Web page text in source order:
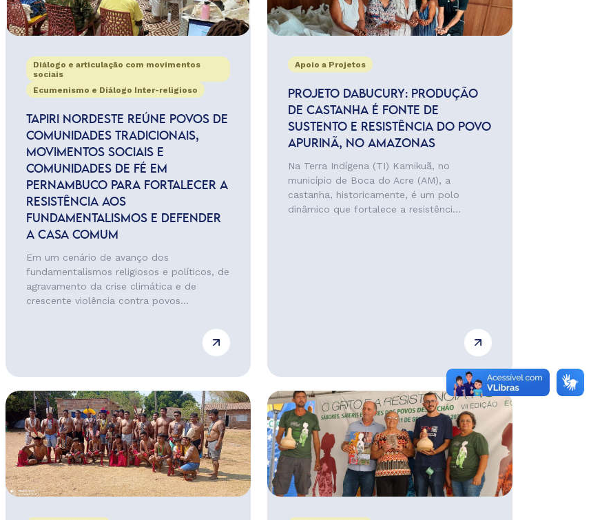
Diálogo e articulação com movimentos
sociais
Ecumenismo e Diálogo Inter-religioso
TAPIRI NORDESTE REÚNE POVOS DE
COMUNIDADES TRADICIONAIS,
MOVIMENTOS SOCIAIS E
COMUNIDADES DE FÉ EM
PERNAMBUCO PARA FORTALECER A
RESISTÊNCIA AOS
FUNDAMENTALISMOS E DEFENDER
A CASA COMUM
Em um cenário de avanço dos
fundamentalismos religiosos e políticos, de
agravamento da crise climática e de
crescente violência contra povos...
Apoio a Projetos
PROJETO DABUCURY: PRODUÇÃO
DE CASTANHA É FONTE DE
SUSTENTO E RESISTÊNCIA DO POVO
APURINÃ, NO AMAZONAS
Na Terra Indígena (TI) Kamikuã, no
município de Boca do Acre (AM), a
castanha, historicamente, é um polo
dinâmico que fortalece a resistênci...